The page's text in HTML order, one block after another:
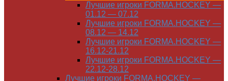
Лучшие игроки FORMA.HOCKEY —
01.12 — 07.12
Лучшие игроки FORMA.HOCKEY —
08.12 — 14.12
Лучшие игроки FORMA.HOCKEY —
16.12-21.12
Лучшие игроки FORMA.HOCKEY —
22.12-28.12
Лучшие игроки FORMA.HOCKEY —